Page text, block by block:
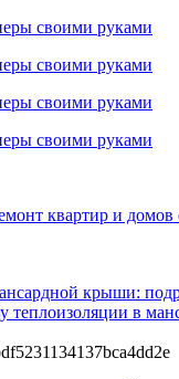
своими руками
своими руками
своими руками
своими руками
квартир и домов
крыши:
теплоизоляции в